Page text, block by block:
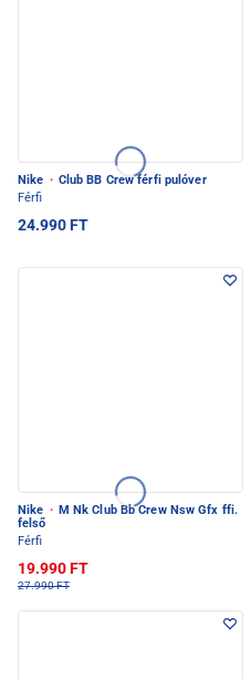
Nike · Club BB Crew férfi pulóver
Férfi
24.990 FT
Nike · M Nk Club Bb Crew Nsw Gfx ffi.
felső
Férfi
19.990 FT
27.990 FT